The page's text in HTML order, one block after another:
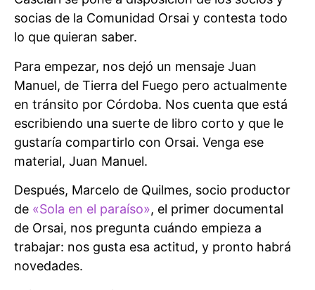
socias de la Comunidad Orsai y contesta todo
lo que quieran saber.
Para empezar, nos dejó un mensaje Juan
Manuel, de Tierra del Fuego pero actualmente
en tránsito por Córdoba. Nos cuenta que está
escribiendo una suerte de libro corto y que le
gustaría compartirlo con Orsai. Venga ese
material, Juan Manuel.
Después, Marcelo de Quilmes, socio productor
de «Sola en el paraíso», el primer documental
de Orsai, nos pregunta cuándo empieza a
trabajar: nos gusta esa actitud, y pronto habrá
novedades.